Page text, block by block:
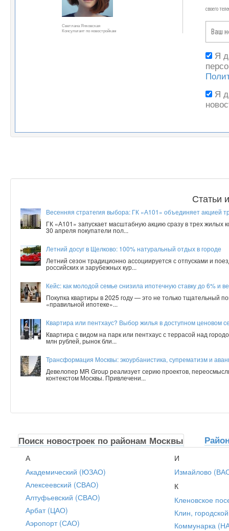
Светлана Янковская
Консультант по новостройкам
своего
Я
Я
Статьи
Весенняя стратегия выбора: ГК «А101» объединяет акцией
ГК «А101» запускает масштабную акцию сразу в трех
30 апреля покупатели пол...
Летний досуг в Щелково: 100% натуральный отдых в городе
Летний сезон традиционно ассоциируется с отпусками и
российских и зарубежных кур...
Кейс: как молодой семье снизила ипотечную ставку до 6% и
Покупка квартиры в 2025 году — это не только тщательный
«правильной ипотеке»...
Квартира или пентхаус? Выбор жилья в доступном ценовом
Квартира с видом на парк или пентхаус с террасой над
млн рублей, рынок бли...
Трансформация Москвы: экоурбанистика, супрематизм и
Девелопер MR Group реализует серию проектов,
контекстом Москвы. Привлечени...
Поиск новостроек по районам Москвы
А
Академический (ЮЗАО)
Алексеевский (СВАО)
Алтуфьевский (СВАО)
Арбат (ЦАО)
Аэропорт (САО)
И
Измайлово
К
Кленовское
Клин,
Коммунарка